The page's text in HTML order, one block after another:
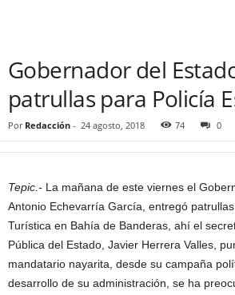
Gobernador del
patrullas para Policía
Por Redacción - 24 agosto, 2018 74 0
Tepic.- La mañana de este viernes el
Antonio Echevarría García, entregó
Turística en Bahía de Banderas, ahí el
Pública del Estado, Javier Herrera Valles,
mandatario nayarita, desde su campaña
desarrollo de su administración, se ha